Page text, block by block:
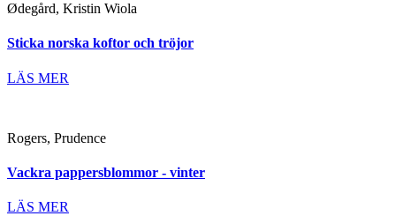
Ødegård, Kristin Wiola
Sticka norska koftor och tröjor
LÄS MER
Rogers, Prudence
Vackra pappersblommor - vinter
LÄS MER